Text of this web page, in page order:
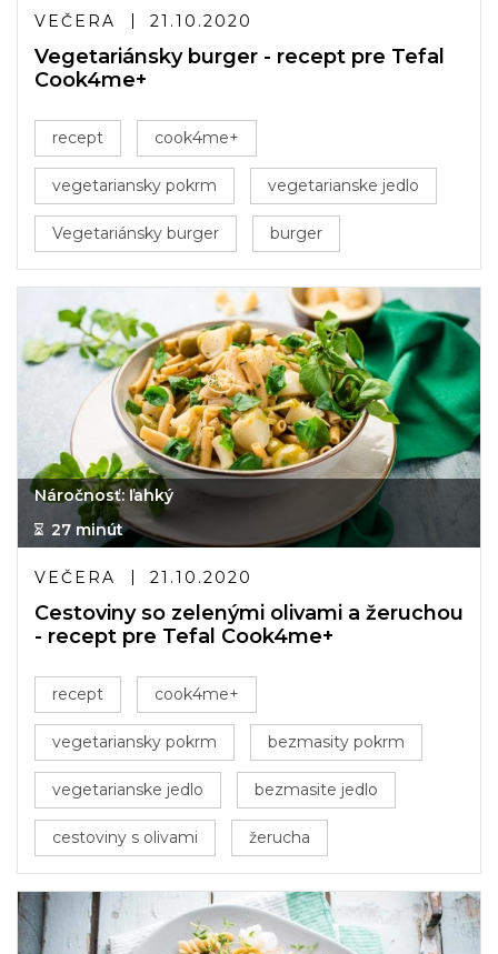
VEČERA 21.10.2020
Vegetariánsky burger - recept pre Tefal
Cook4me+
recept cook4me+
vegetariansky pokrm vegetarianske jedlo
Vegetariánsky burger burger
Náročnosť: ľahký
27 minút
VEČERA 21.10.2020
Cestoviny so zelenými olivami a žeruchou
- recept pre Tefal Cook4me+
recept cook4me+
vegetariansky pokrm bezmasity pokrm
vegetarianske jedlo bezmasite jedlo
cestoviny s olivami žerucha